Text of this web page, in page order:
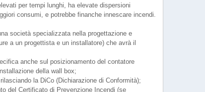
per tempi lunghi, ha elevate dispersioni
consumi, e potrebbe finanche innescare incendi.
società specializzata nella progettazione e
a un progettista e un installatore) che avrà il
anche sul posizionamento del contatore
della wall box;
la DiCo (Dichiarazione di Conformità);
del Certificato di Prevenzione Incendi (se